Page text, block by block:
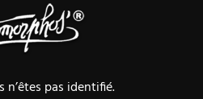
n’êtes pas identifié.